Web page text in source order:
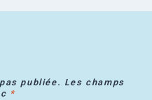
publiée. Les champs
*